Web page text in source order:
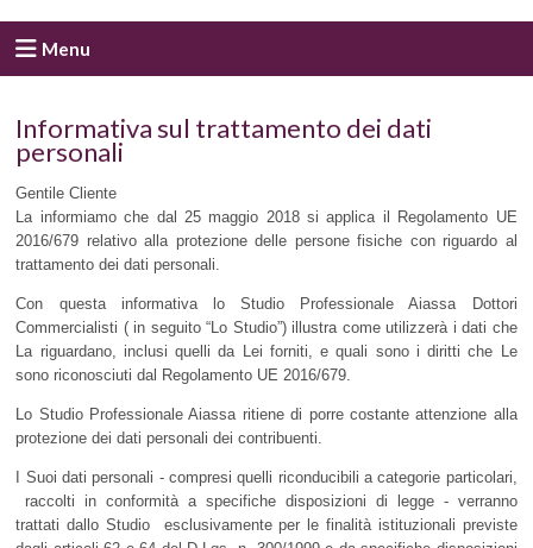
Menu
Informativa sul trattamento dei dati
personali
Gentile Cliente
La informiamo che dal 25 maggio 2018 si applica il Regolamento UE
2016/679 relativo alla protezione delle persone fisiche con riguardo al
trattamento dei dati personali.
Con questa informativa lo Studio Professionale Aiassa Dottori
Commercialisti ( in seguito “Lo Studio”) illustra come utilizzerà i dati che
La riguardano, inclusi quelli da Lei forniti, e quali sono i diritti che Le
sono riconosciuti dal Regolamento UE 2016/679.
Lo Studio Professionale Aiassa ritiene di porre costante attenzione alla
protezione dei dati personali dei contribuenti.
I Suoi dati personali - compresi quelli riconducibili a categorie particolari,
raccolti in conformità a specifiche disposizioni di legge - verranno
trattati dallo Studio esclusivamente per le finalità istituzionali previste